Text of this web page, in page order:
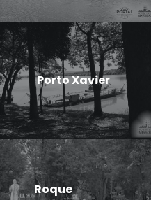
Porto Xavier
Roque